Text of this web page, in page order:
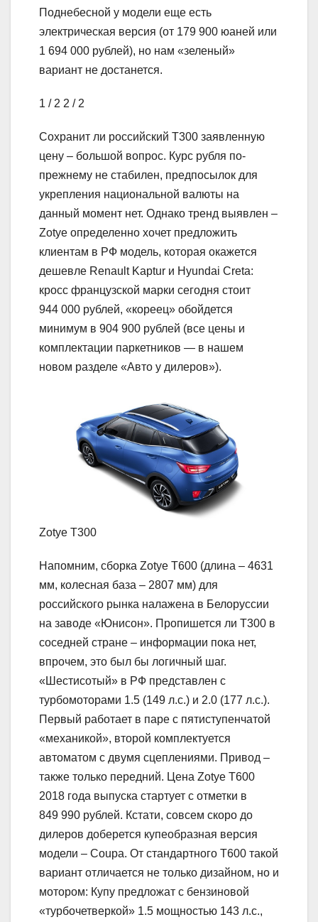
Поднебесной у модели еще есть
электрическая версия (от 179 900 юаней или
1 694 000 рублей), но нам «зеленый»
вариант не достанется.
1 / 2 2 / 2
Сохранит ли российский T300 заявленную
цену – большой вопрос. Курс рубля по-
прежнему не стабилен, предпосылок для
укрепления национальной валюты на
данный момент нет. Однако тренд выявлен –
Zotye определенно хочет предложить
клиентам в РФ модель, которая окажется
дешевле Renault Kaptur и Hyundai Creta:
кросс французской марки сегодня стоит
944 000 рублей, «кореец» обойдется
минимум в 904 900 рублей (все цены и
комплектации паркетников — в нашем
новом разделе «Авто у дилеров»).
Zotye T300
Напомним, сборка Zotye T600 (длина – 4631
мм, колесная база – 2807 мм) для
российского рынка налажена в Белоруссии
на заводе «Юнисон». Пропишется ли T300 в
соседней стране – информации пока нет,
впрочем, это был бы логичный шаг.
«Шестисотый» в РФ представлен с
турбомоторами 1.5 (149 л.с.) и 2.0 (177 л.с.).
Первый работает в паре с пятиступенчатой
«механикой», второй комплектуется
автоматом с двумя сцеплениями. Привод –
также только передний. Цена Zotye T600
2018 года выпуска стартует с отметки в
849 990 рублей. Кстати, совсем скоро до
дилеров доберется купеобразная версия
модели – Coupa. От стандартного T600 такой
вариант отличается не только дизайном, но и
мотором: Купу предложат с бензиновой
«турбочетверкой» 1.5 мощностью 143 л.с.,